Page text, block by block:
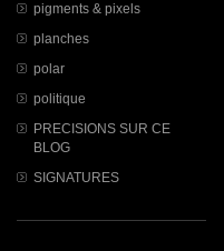
pigments & pixels
planches
polar
politique
PRECISIONS SUR CE
BLOG
SIGNATURES